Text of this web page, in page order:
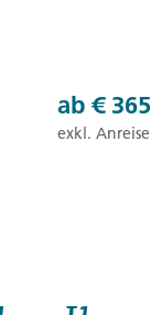
ab € 365
exkl. Anreise